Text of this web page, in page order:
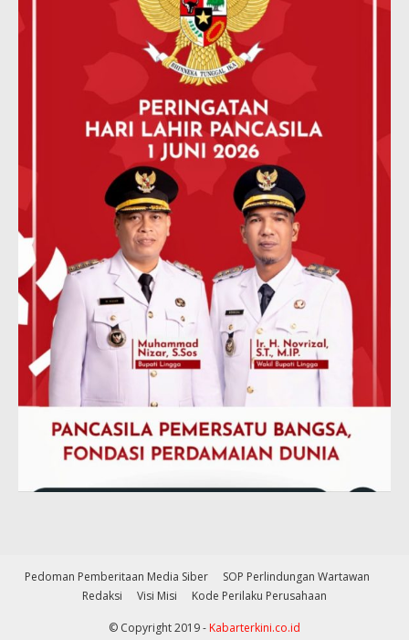
Pedoman Pemberitaan Media Siber
SOP Perlindungan Wartawan
Redaksi
Visi Misi Kode Perilaku Perusahaan
© Copyright 2019 - Kabarterkini.co.id